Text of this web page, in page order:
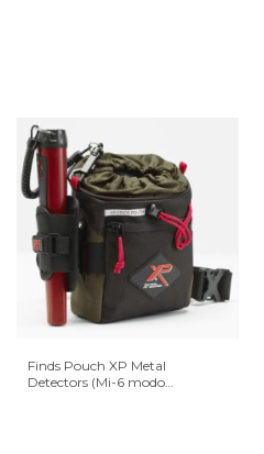
Finds Pouch XP Metal
Detectors (Mi-6 modo